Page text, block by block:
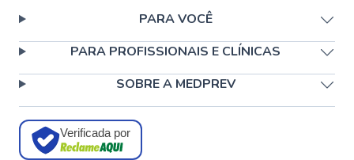
PARA VOCÊ
PARA PROFISSIONAIS E CLÍNICAS
SOBRE A MEDPREV
Verificada por